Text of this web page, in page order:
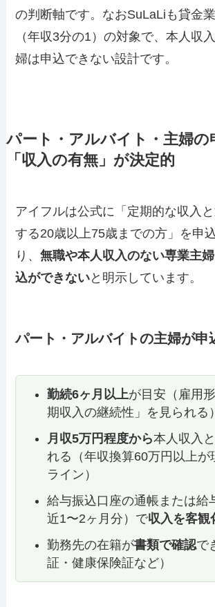
の判断軸です。なおSuLaLiも貸金
（年収3分の1）の対象で、本人収
婦は申込できない設計です。
パート・アルバイト・主婦の
「収入の有無」が決定的
アイフルは公式に「定期的な収入
する20歳以上75歳までの方」を申
り、無職や本人収入のない専業主
込ができないと明示しています。
パート・アルバイトの主婦が申
勤続6ヶ月以上が目安（雇用
期収入の継続性」を見られる）
月収5万円程度から本人収入
れる（年収換算60万円以上が
ライン）
給与振込口座の通帳または給
近1〜2ヶ月分）で収入を客観
勤務先の在籍が書類で確認で
証・健康保険証など）